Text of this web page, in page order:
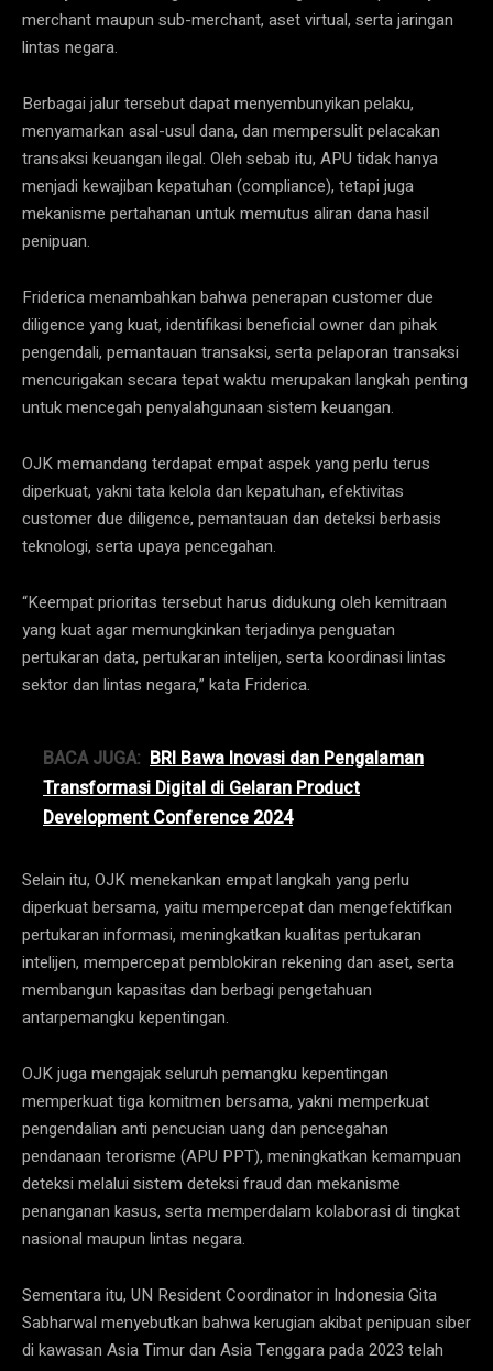
merchant maupun sub-merchant, aset virtual, serta jaringan
lintas negara.
Berbagai jalur tersebut dapat menyembunyikan pelaku,
menyamarkan asal-usul dana, dan mempersulit pelacakan
transaksi keuangan ilegal. Oleh sebab itu, APU tidak hanya
menjadi kewajiban kepatuhan (compliance), tetapi juga
mekanisme pertahanan untuk memutus aliran dana hasil
penipuan.
Friderica menambahkan bahwa penerapan customer due
diligence yang kuat, identifikasi beneficial owner dan pihak
pengendali, pemantauan transaksi, serta pelaporan transaksi
mencurigakan secara tepat waktu merupakan langkah penting
untuk mencegah penyalahgunaan sistem keuangan.
OJK memandang terdapat empat aspek yang perlu terus
diperkuat, yakni tata kelola dan kepatuhan, efektivitas
customer due diligence, pemantauan dan deteksi berbasis
teknologi, serta upaya pencegahan.
“Keempat prioritas tersebut harus didukung oleh kemitraan
yang kuat agar memungkinkan terjadinya penguatan
pertukaran data, pertukaran intelijen, serta koordinasi lintas
sektor dan lintas negara,” kata Friderica.
BACA JUGA: BRI Bawa Inovasi dan Pengalaman
Transformasi Digital di Gelaran Product
Development Conference 2024
Selain itu, OJK menekankan empat langkah yang perlu
diperkuat bersama, yaitu mempercepat dan mengefektifkan
pertukaran informasi, meningkatkan kualitas pertukaran
intelijen, mempercepat pemblokiran rekening dan aset, serta
membangun kapasitas dan berbagi pengetahuan
antarpemangku kepentingan.
OJK juga mengajak seluruh pemangku kepentingan
memperkuat tiga komitmen bersama, yakni memperkuat
pengendalian anti pencucian uang dan pencegahan
pendanaan terorisme (APU PPT), meningkatkan kemampuan
deteksi melalui sistem deteksi fraud dan mekanisme
penanganan kasus, serta memperdalam kolaborasi di tingkat
nasional maupun lintas negara.
Sementara itu, UN Resident Coordinator in Indonesia Gita
Sabharwal menyebutkan bahwa kerugian akibat penipuan siber
di kawasan Asia Timur dan Asia Tenggara pada 2023 telah